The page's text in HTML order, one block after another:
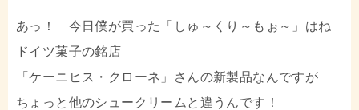
あっ！ 今日僕が買った「しゅ～くり～もぉ～」はね
ドイツ菓子の銘店
「ケーニヒス・クローネ」さんの新製品なんですが
ちょっと他のシュークリームと違うんです！